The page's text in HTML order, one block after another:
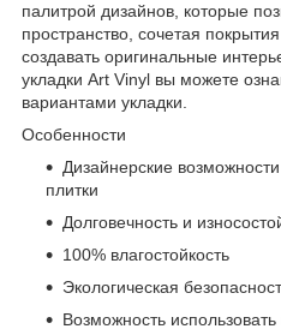
палитрой дизайнов, которые
пространство, сочетая
создавать оригинальные
укладки Art Vinyl вы можете
вариантами укладки.
Особенности
Дизайнерские
плитки
Долговечность и
100% влагостойкость
Экологическая
Возможность